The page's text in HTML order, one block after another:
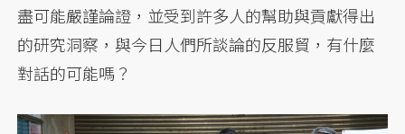
盡可能嚴謹論證，並受到許多人的幫助與貢獻得出
的研究洞察，與今日人們所談論的反服貿，有什麼
對話的可能嗎？